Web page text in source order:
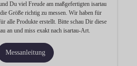
Du viel Freude am maßgefertigten isartau
Größe richtig zu messen. Wir haben für
alle Produkte erstellt. Bitte schau Dir diese
an und miss exakt nach isartau-Art.
Messanleitung